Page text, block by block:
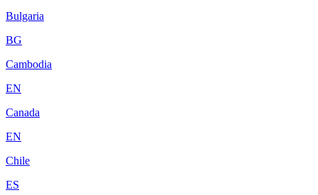
Bulgaria
BG
Cambodia
EN
Canada
EN
Chile
ES